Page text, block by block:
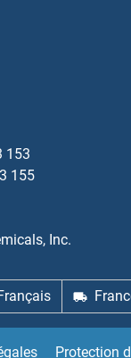
Protein Kits
1B Kits ELISA
153
155
Inc.
Protection